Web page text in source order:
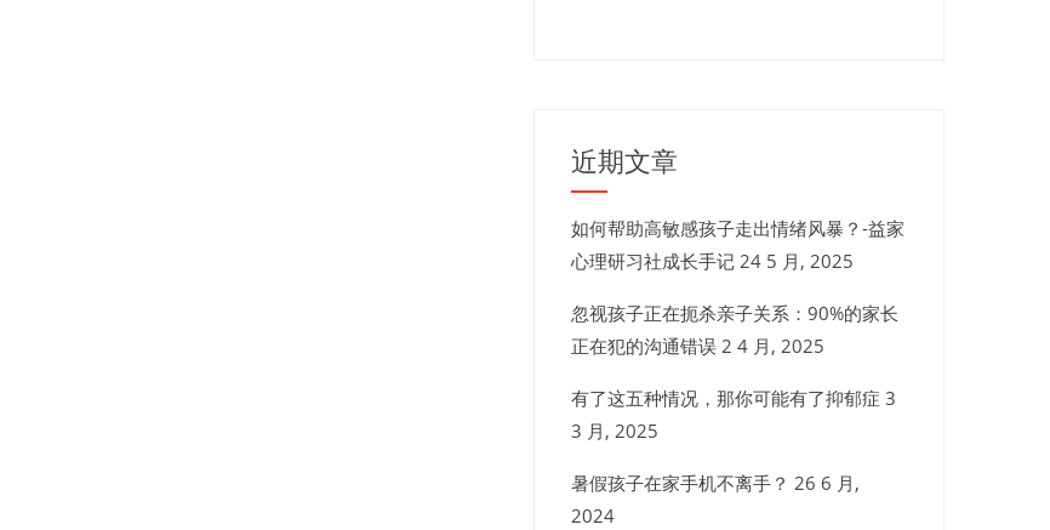
近期文章
如何帮助高敏感孩子走出情绪风暴？-益家
心理研习社成长手记 24 5 月, 2025
忽视孩子正在扼杀亲子关系：90%的家长
正在犯的沟通错误 2 4 月, 2025
有了这五种情况，那你可能有了抑郁症 3
3 月, 2025
暑假孩子在家手机不离手？ 26 6 月,
2024